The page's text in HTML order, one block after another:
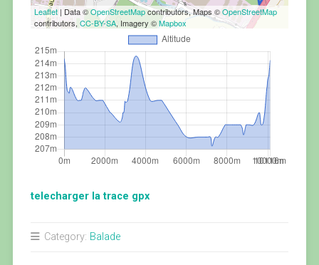
Leaflet| Data ©OpenStreetMapcontributors, Maps ©OpenStreetMap
contributors, CC-BY-SA, Imagery ©Mapbox
telecharger la trace gpx
Category: Balade